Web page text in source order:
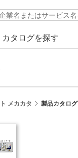
カタログを探す
メカカタ 製品カタログ